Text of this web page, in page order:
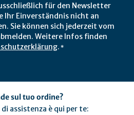
für den Newsletter
Ihr Einverständnis nicht an
Sie können sich jederzeit vom
Weitere Infos finden
. *
sul tuo ordine?
assistenza è qui per te: